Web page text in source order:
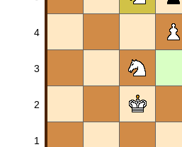
4
3
2
1